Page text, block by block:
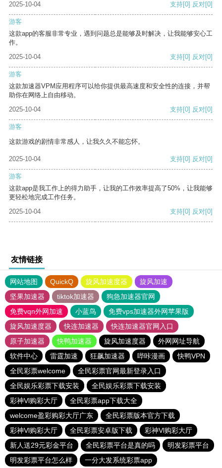
2025-10-04
支持[0] 反对[0]
游客
这款app的客服非常专业，遇到问题总是能够及时解决，让我能够安心工
作。
2025-10-04
支持[0] 反对[0]
游客
这款加速器VPM应用程序可以给你提供最高速度和安全性的连接，并帮
助你在网络上自由移动。
2025-10-04
支持[0] 反对[0]
游客
这款游戏的剧情非常感人，让我久久不能忘怀。
2025-10-04 支持[0] 反对[0]
游客
这款app是我工作上的得力助手，让我的工作效率提高了50%，让我能够
更轻松地完成工作任务。
2025-10-04
支持[0] 反对[0]
友情链接
网站地图 QuickQ 旋风加速度器
旋风加速
坚果加速器
tiktok加速器
狗急加速器官网
免费vqn外网加速
小蓝鸟
免费vps加速器外网苹果版
旋风加速度器
快连加速器
快连加速器官网入口
原子加速器
快鸭加速器 旋风加速度器
外网网址导航
软件中心
雷霆加速 狂飙加速器 哔咔漫画
快鸭VPN
全民彩票welcome
全民彩票官网最新登录入口
全民娱乐彩票下载安装
全民娱乐彩票下载安装
彩神Vl购彩大厅
全民彩票app下载大全
welcome盈彩购彩大厅广东
全民彩票版本官方下载
彩神Vl购彩大厅
全民彩票安卓版下载
彩神Vl购彩大厅
新人送29元彩金平台
全民彩票平台是真的吗
明发彩票平台
明发彩票平台怎么样
一分大发系统彩票app